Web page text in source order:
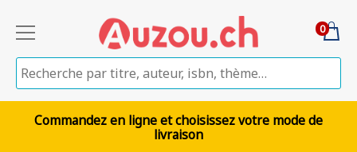
0
Commandez en ligne et choisissez votre mode de
livraison